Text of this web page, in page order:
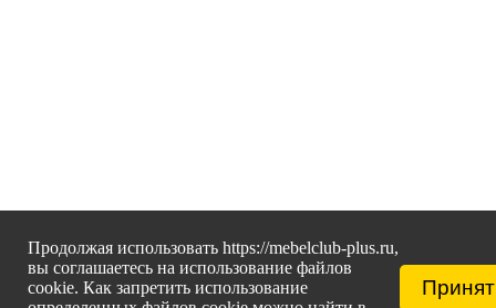
Продолжая использовать https://mebelclub-plus.ru,
вы соглашаетесь на использование файлов
cookie. Как запретить использование